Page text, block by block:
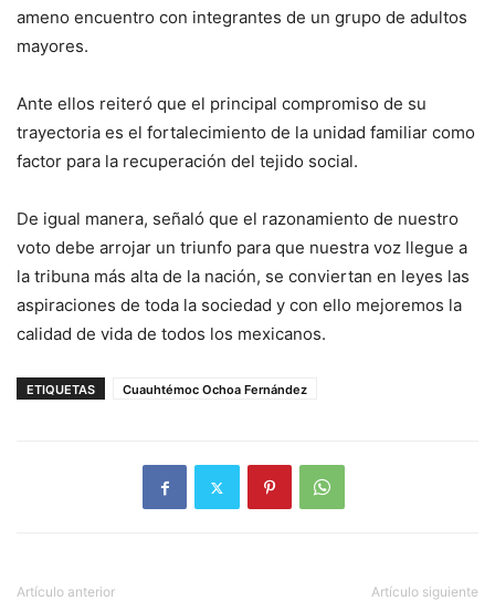
ameno encuentro con integrantes de un grupo de adultos
mayores.
Ante ellos reiteró que el principal compromiso de su
trayectoria es el fortalecimiento de la unidad familiar como
factor para la recuperación del tejido social.
De igual manera, señaló que el razonamiento de nuestro
voto debe arrojar un triunfo para que nuestra voz llegue a
la tribuna más alta de la nación, se conviertan en leyes las
aspiraciones de toda la sociedad y con ello mejoremos la
calidad de vida de todos los mexicanos.
ETIQUETAS Cuauhtémoc Ochoa Fernández
Artículo anterior Artículo siguiente